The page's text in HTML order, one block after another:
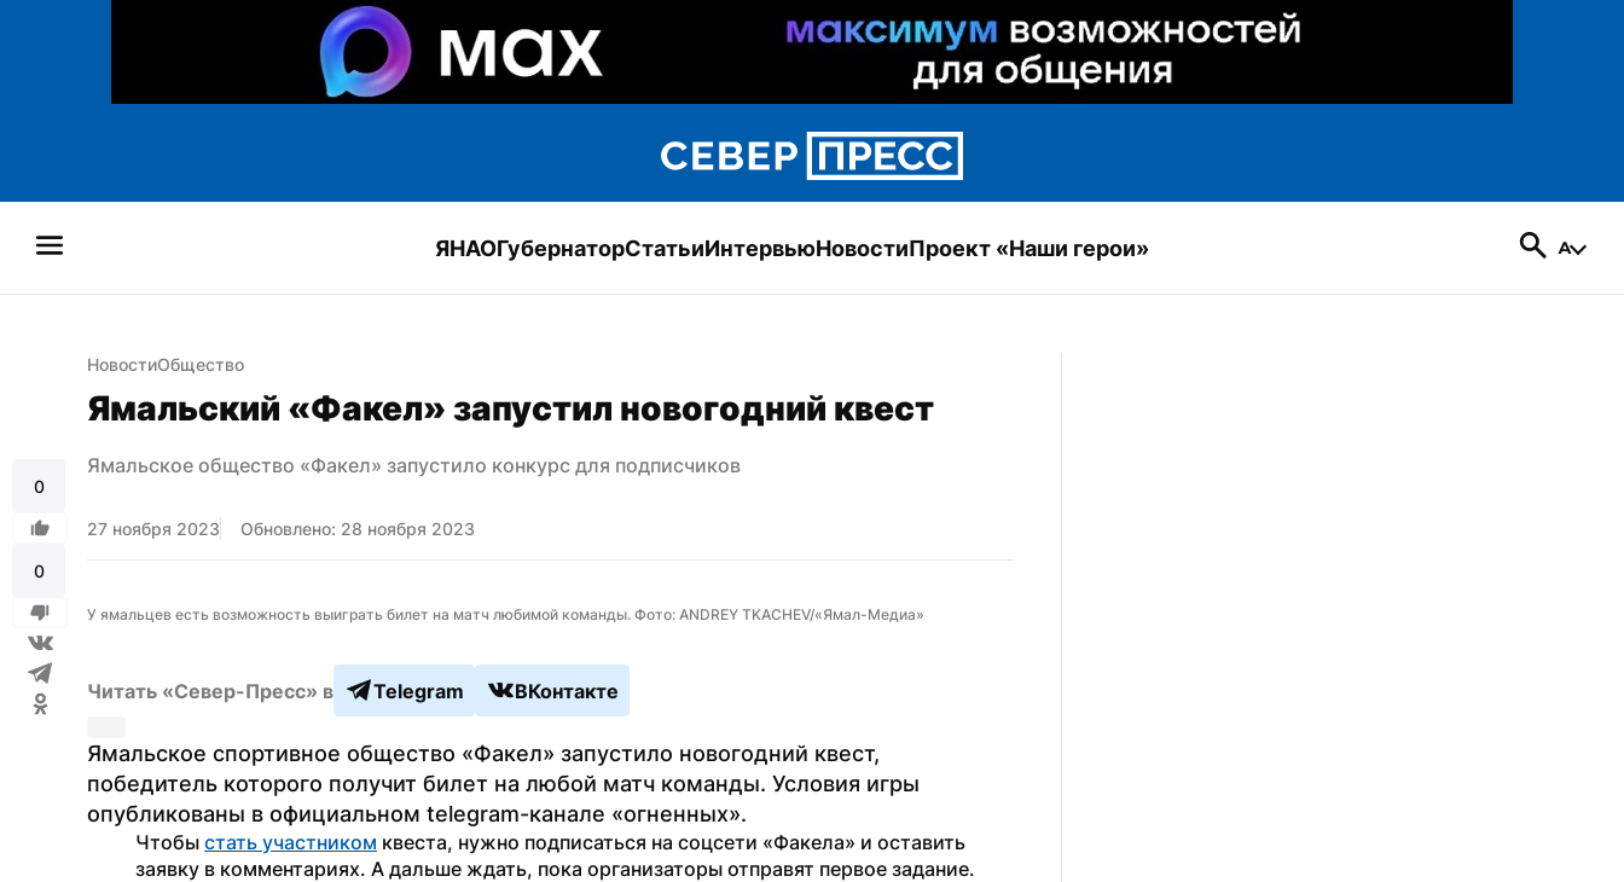
ЯНАОГубернаторСтатьиИнтервьюНовостиПроект «Наши герои»
0
0
НовостиОбщество
Ямальский «Факел» запустил новогодний квест
Ямальское общество «Факел» запустило конкурс для подписчиков
27 ноября 2023 Обновлено: 28 ноября 2023
У ямальцев есть возможность выиграть билет на матч любимой команды. Фото: ANDREY TKACHEV/«Ямал-Медиа»
Читать «Север-Пресс» в Telegram ВКонтакте
Ямальское спортивное общество «Факел» запустило новогодний квест,
победитель которого получит билет на любой матч команды. Условия игры
опубликованы в официальном telegram-канале «огненных».
Чтобы стать участником квеста, нужно подписаться на соцсети «Факела» и оставить
заявку в комментариях. А дальше ждать, пока организаторы отправят первое задание.